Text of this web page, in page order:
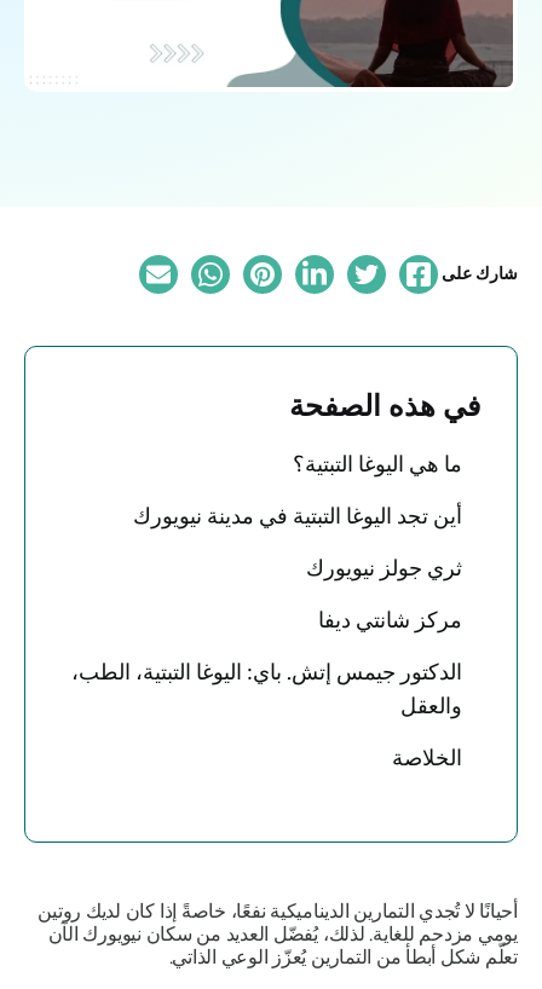
شارك على
في هذه الصفحة
ما هي اليوغا التبتية؟
أين تجد اليوغا التبتية في مدينة نيويورك
ثري جولز نيويورك
مركز شانتي ديفا
الدكتور جيمس إتش. باي: اليوغا التبتية، الطب،
والعقل
الخلاصة
أحيانًا لا تُجدي التمارين الديناميكية نفعًا، خاصةً إذا كان لديك روتين
يومي مزدحم للغاية. لذلك، يُفضّل العديد من سكان نيويورك الآن
تعلّم شكل أبطأ من التمارين يُعزّز الوعي الذاتي.